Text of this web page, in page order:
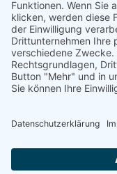
vertiefend ein.